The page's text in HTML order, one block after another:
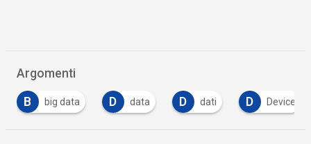
Argomenti
D data dati Device D